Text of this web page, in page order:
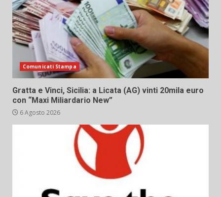
Comunicati Stampa
Gratta e Vinci, Sicilia: a Licata (AG) vinti 20mila euro
con “Maxi Miliardario New”
6 Agosto 2026